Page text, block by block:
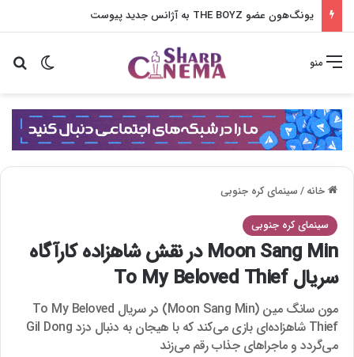
یونگ‌هون عضو THE BOYZ به آژانس جدید پیوست
تغییر منو
خانه/سینمای کره جنوبی
سینمای کره جنوبی
Moon Sang Min در نقش شاهزاده کارآگاه
سریال To My Beloved Thief
مون سانگ مین (Moon Sang Min) در سریال To My Beloved
Thief شاهزاده‌ای بازی می‌کند که با هیجان به دنبال دزد Gil Dong
می‌گردد و ماجراهای جذاب رقم می‌زند